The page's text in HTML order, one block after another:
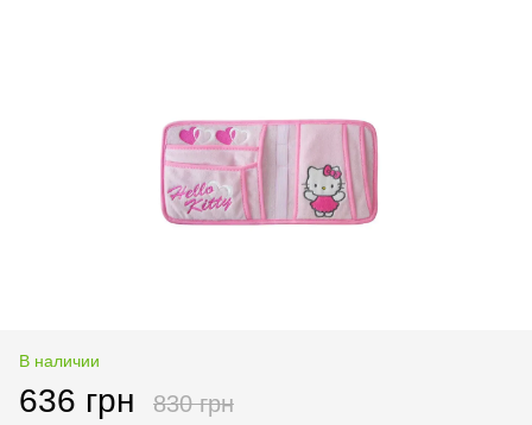
В наличии
636 грн 830 грн